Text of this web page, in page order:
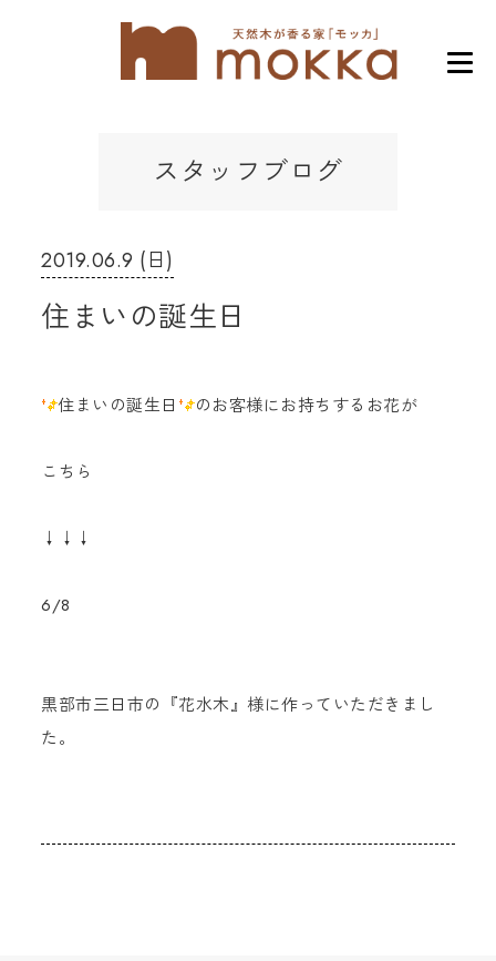
スタッフブログ
2019.06.9 (日)
住まいの誕生日
住まいの誕生日 のお客様にお持ちするお花が
こちら
↓↓↓
6/8
黒部市三日市の『花水木』様に作っていただきまし
た。